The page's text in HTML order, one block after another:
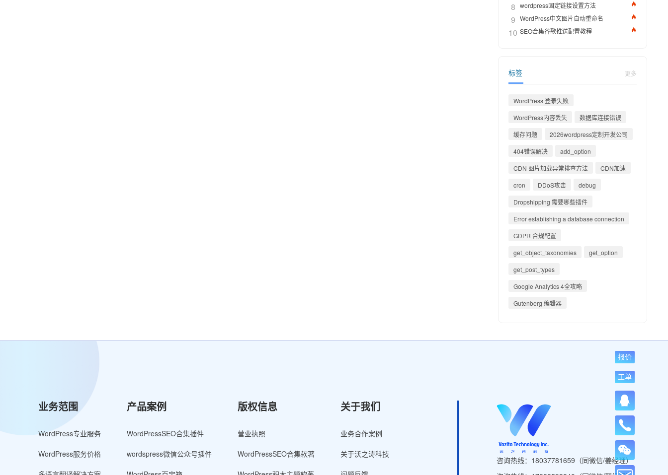
8 wordpress固定链接设置方法
9 WordPress中文图片自动重命名
10 SEO合集谷歌推送配置教程
标签 更多
WordPress 登录失败
WordPress内容丢失
数据库连接错误
缓存问题
2026wordpress定制开发公司
404错误解决
add_option
CDN 图片加载异常排查方法
CDN加速
cron
DDoS攻击
debug
Dropshipping 需要哪些插件
Error establishing a database connection
GDPR 合规配置
get_object_taxonomies
get_option
get_post_types
Google Analytics 4全攻略
Gutenberg 编辑器
业务范围
WordPress专业服务
WordPress服务价格
产品案例
WordPressSEO合集插件
wordspress微信公众号插件
版权信息
营业执照
WordPressSEO合集软著
关于我们
业务合作案例
关于沃之涛科技
咨询热线：18037781659（同微信/姜经理）
报价
工单